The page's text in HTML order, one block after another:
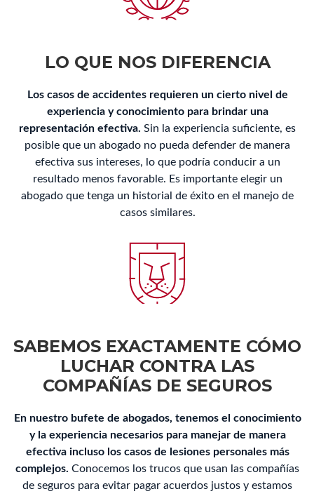
LO QUE NOS DIFERENCIA
Los casos de accidentes requieren un cierto nivel de
experiencia y conocimiento para brindar una
representación efectiva. Sin la experiencia suficiente, es
posible que un abogado no pueda defender de manera
efectiva sus intereses, lo que podría conducir a un
resultado menos favorable. Es importante elegir un
abogado que tenga un historial de éxito en el manejo de
casos similares.
SABEMOS EXACTAMENTE CÓMO
LUCHAR CONTRA LAS
COMPAÑÍAS DE SEGUROS
En nuestro bufete de abogados, tenemos el conocimiento
y la experiencia necesarios para manejar de manera
efectiva incluso los casos de lesiones personales más
complejos. Conocemos los trucos que usan las compañías
de seguros para evitar pagar acuerdos justos y estamos